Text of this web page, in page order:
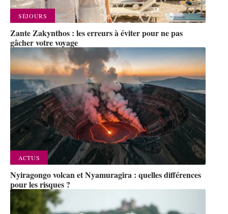
SÉJOURS
Zante Zakynthos : les erreurs à éviter pour ne pas
gâcher votre voyage
ACTUS
Nyiragongo volcan et Nyamuragira : quelles différences
pour les risques ?